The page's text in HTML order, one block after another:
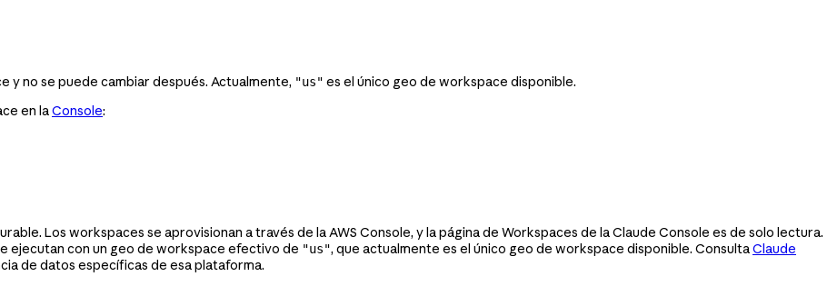
y no se puede cambiar después. Actualmente, "us" es el único geo de workspace disponible.
en laConsole:
Los workspaces se aprovisionan a través de la AWS Console, y la página de Workspaces de la Claude Console es de solo lectura.
ejecutan con un geo de workspace efectivo de "us", que actualmente es el único geo de workspace disponible. ConsultaClaude
de datos específicas de esa plataforma.